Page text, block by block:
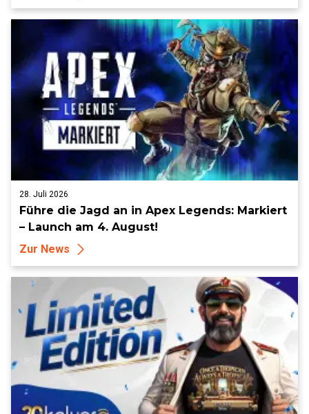
28. Juli 2026
Führe die Jagd an in Apex Legends: Markiert
– Launch am 4. August!
Zur News